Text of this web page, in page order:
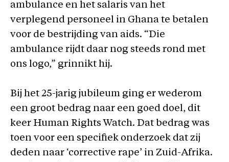
ambulance en het salaris van het
verplegend personeel in Ghana te betalen
voor de bestrijding van aids. “Die
ambulance rijdt daar nog steeds rond met
ons logo,” grinnikt hij.
Bij het 25-jarig jubileum ging er wederom
een groot bedrag naar een goed doel, dit
keer Human Rights Watch. Dat bedrag was
toen voor een specifiek onderzoek dat zij
deden naar ‘corrective rape’ in Zuid-Afrika.